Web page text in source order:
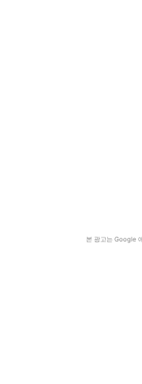
본 광고는 Google